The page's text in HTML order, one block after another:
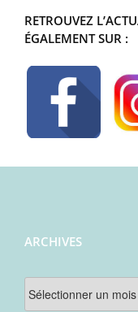
RETROUVEZ
ÉGALEMENT SUR :
ARCHIVES
Archives